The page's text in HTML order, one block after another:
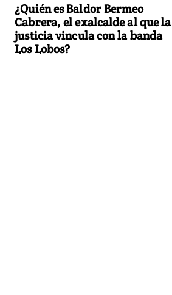
¿Quién es Baldor Bermeo
Cabrera, el exalcalde al que la
justicia vincula con la banda
Los Lobos?